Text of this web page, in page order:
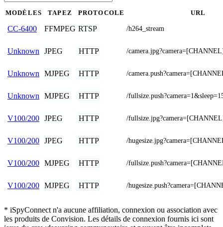
MODÈLES TAPEZ PROTOCOLE URL
CC-6400 FFMPEG RTSP /h264_stream
Unknown JPEG HTTP /
Unknown MJPEG HTTP /
Unknown MJPEG HTTP /
V100/200 JPEG HTTP /
V100/200 JPEG HTTP /
V100/200 MJPEG HTTP /
V100/200 MJPEG HTTP /
* iSpyConnect n'a aucune affiliation, connexion ou association avec
les produits de Convision. Les détails de connexion fournis ici sont